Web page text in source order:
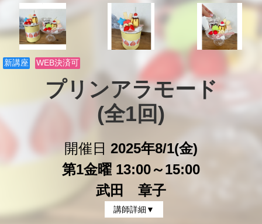
新講座 WEB決済可
プリンアラモード
(全1回)
開催日 2025年8/1(金)
第1金曜 13:00～15:00
武田 章子
講師詳細▼